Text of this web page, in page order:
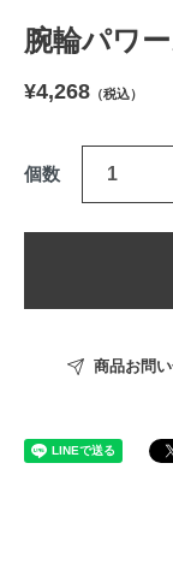
腕輪パワ
¥4,268 （税込）
個数
商品お問